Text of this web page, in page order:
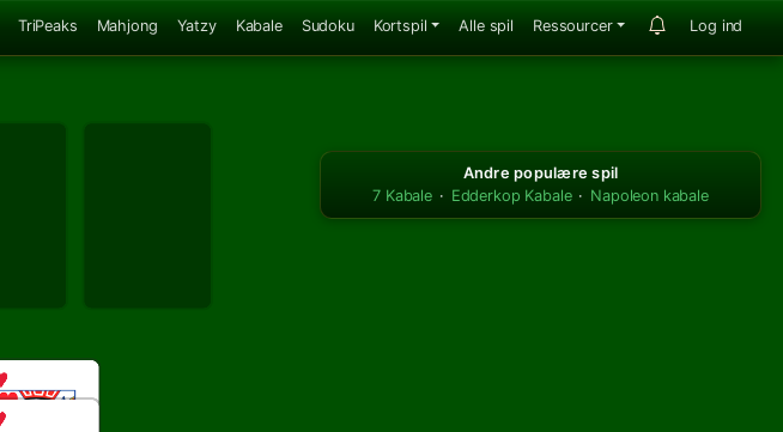
TriPeaks Mahjong Yatzy Kabale Sudoku Kortspil Alle spil Ressourcer Log ind
Andre populære spil
7 Kabale · Edderkop Kabale · Napoleon kabale